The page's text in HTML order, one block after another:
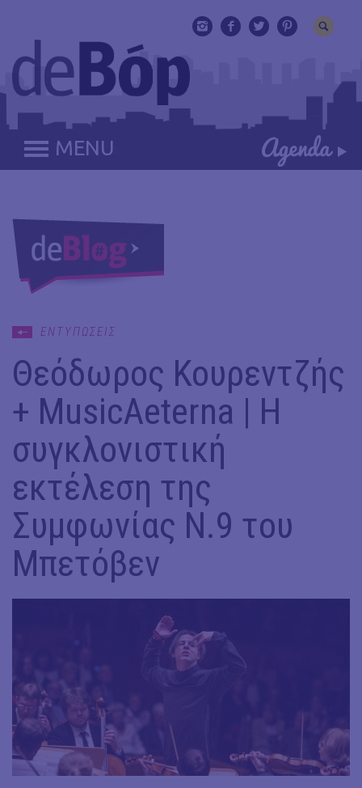
MENU
ΕΝΤΥΠΩΣΕΙΣ
Θεόδωρος Κουρεντζής
+ MusicAeterna | Η
συγκλονιστική
εκτέλεση της
Συμφωνίας Ν.9 του
Μπετόβεν